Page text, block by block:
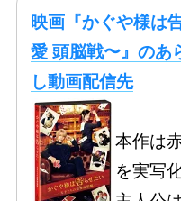
映画『かぐや様は
愛 頭脳戦〜』のあ
し動画配信先
本作は
を実写